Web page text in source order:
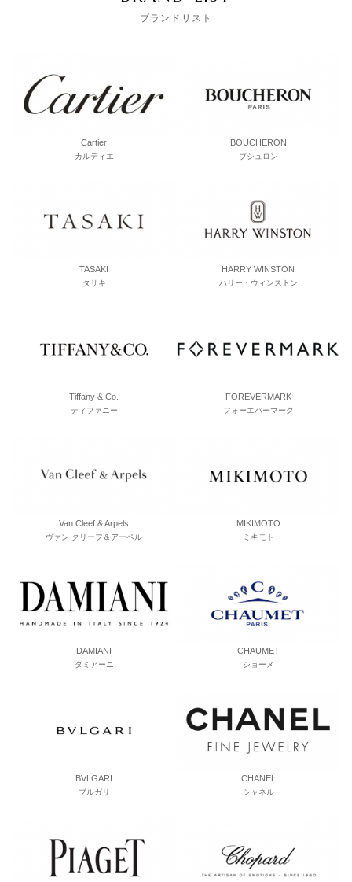
ブランドリスト
Cartier
カルティエ
BOUCHERON
ブシュロン
TASAKI
タサキ
HARRY WINSTON
ハリー・ウィンストン
Tiffany & Co.
ティファニー
FOREVERMARK
フォーエバーマーク
Van Cleef & Arpels
ヴァン クリーフ＆アーペル
MIKIMOTO
ミキモト
DAMIANI
ダミアーニ
CHAUMET
ショーメ
BVLGARI
ブルガリ
CHANEL
シャネル